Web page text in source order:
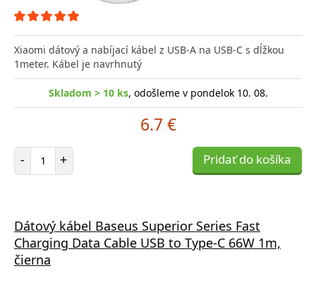
Xiaomi dátový a nabíjací kábel z USB-A na USB-C s dĺžkou
1meter. Kábel je navrhnutý
Skladom > 10 ks, odošleme v pondelok 10. 08.
6.7 €
- Počet položiek
+ Pridať do košíka
Dátový kábel Baseus Superior Series Fast
Charging Data Cable USB to Type-C 66W 1m,
čierna